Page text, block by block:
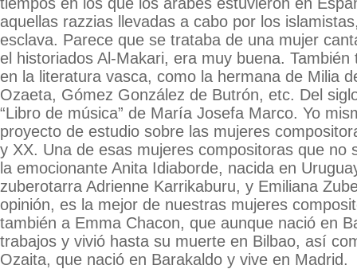
aquellas razzias llevadas a cabo por los
esclava. Parece que se trataba de una mujer
el historiados Al-Makari, era muy buena.
en la literatura vasca, como la hermana de Milia
Ozaeta, Gómez González de Butrón, etc. Del
“Libro de música” de María Josefa Marco. Yo
proyecto de estudio sobre las mujeres
y XX. Una de esas mujeres compositoras que no
la emocionante Anita Idiaborde, nacida en
zuberotarra Adrienne Karrikaburu, y Emiliana
opinión, es la mejor de nuestras mujeres
también a Emma Chacon, que aunque nació en
trabajos y vivió hasta su muerte en Bilbao, así
Ozaita, que nació en Barakaldo y vive en Madrid.